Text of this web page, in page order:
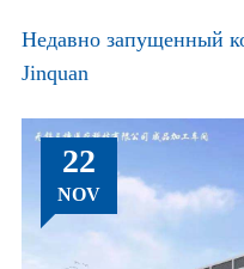
Недавно запущенный
Jinquan
22
NOV